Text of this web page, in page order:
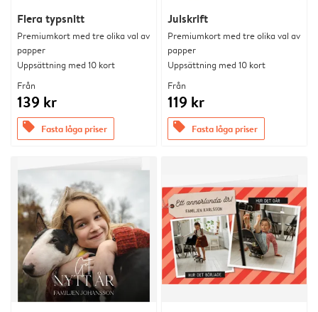
Flera typsnitt
Premiumkort med tre olika val av
papper
Uppsättning med 10 kort
Från
139 kr
offers Fasta låga priser
Julskrift
Premiumkort med tre olika val av
papper
Uppsättning med 10 kort
Från
119 kr
offers Fasta låga priser